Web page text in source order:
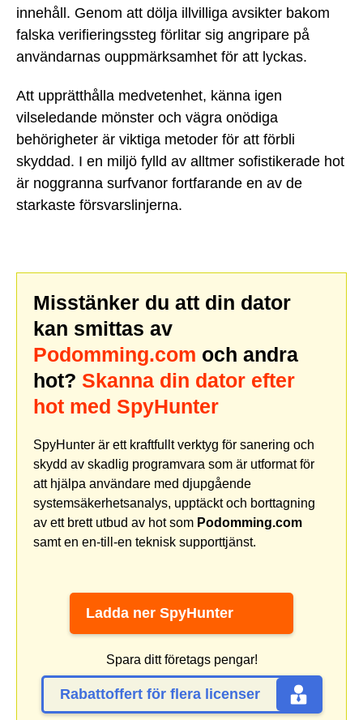
innehåll. Genom att dölja illvilliga avsikter bakom
falska verifieringssteg förlitar sig angripare på
användarnas ouppmärksamhet för att lyckas.
Att upprätthålla medvetenhet, känna igen
vilseledande mönster och vägra onödiga
behörigheter är viktiga metoder för att förbli
skyddad. I en miljö fylld av alltmer sofistikerade hot
är noggranna surfvanor fortfarande en av de
starkaste försvarslinjerna.
Misstänker du att din dator
kan smittas av
Podomming.com och andra
hot? Skanna din dator efter
hot med SpyHunter
SpyHunter är ett kraftfullt verktyg för sanering och
skydd av skadlig programvara som är utformat för
att hjälpa användare med djupgående
systemsäkerhetsanalys, upptäckt och borttagning
av ett brett utbud av hot som Podomming.com
samt en en-till-en teknisk supporttjänst.
Ladda ner SpyHunter
Spara ditt företags pengar!
Rabattoffert för flera licenser